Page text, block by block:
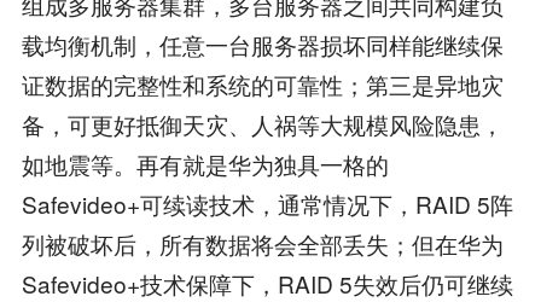
载均衡机制，任意一台服务器损坏同样能继续保
证数据的完整性和系统的可靠性；第三是异地灾
备，可更好抵御天灾、人祸等大规模风险隐患，
如地震等。再有就是华为独具一格的
Safevideo+可续读技术，通常情况下，RAID 5阵
列被破坏后，所有数据将会全部丢失；但在华为
Safevideo+技术保障下，RAID 5失效后仍可继续